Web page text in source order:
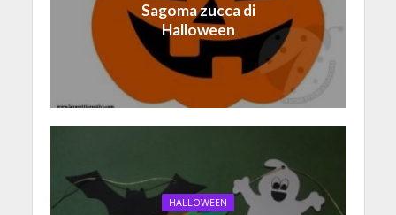
Sagoma zucca di
Halloween
HALLOWEEN